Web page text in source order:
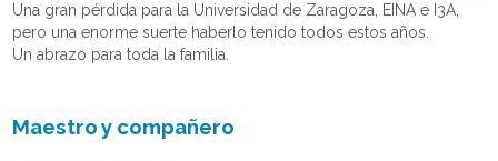
Una gran pérdida para la Universidad de Zaragoza, EINA e I3A,
pero una enorme suerte haberlo tenido todos estos años.
Un abrazo para toda la familia.
Maestro y compañero